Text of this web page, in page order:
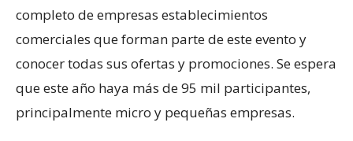
completo de empresas establecimientos
comerciales que forman parte de este evento y
conocer todas sus ofertas y promociones. Se espera
que este año haya más de 95 mil participantes,
principalmente micro y pequeñas empresas.